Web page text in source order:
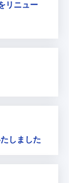
リニュー
しました